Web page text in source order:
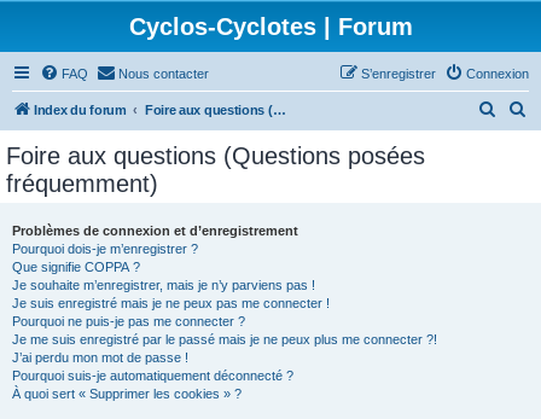
Cyclos-Cyclotes | Forum
FAQ Nous contacter Connexion
S’enregistrer
Index du forum Foire aux questions (Questions posées fréquemment)
Foire aux questions (Questions posées
fréquemment)
Problèmes de connexion et d’enregistrement
Pourquoi dois-je m’enregistrer ?
Que signifie COPPA ?
Je souhaite m’enregistrer, mais je n’y parviens pas !
Je suis enregistré mais je ne peux pas me connecter !
Pourquoi ne puis-je pas me connecter ?
Je me suis enregistré par le passé mais je ne peux plus me connecter ?!
J’ai perdu mon mot de passe !
Pourquoi suis-je automatiquement déconnecté ?
À quoi sert « Supprimer les cookies » ?